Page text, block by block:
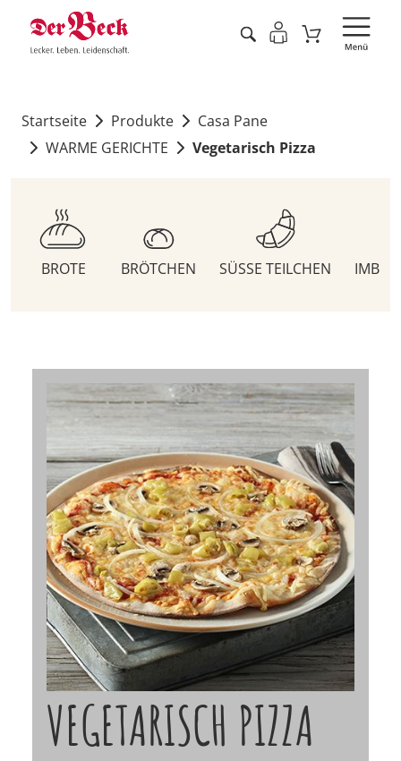
Startseite Produkte
Casa Pane
WARME GERICHTE
Vegetarisch Pizza
BROTE BRÖTCHEN SÜSSE TEILCHEN
VEGETARISCH PIZZA